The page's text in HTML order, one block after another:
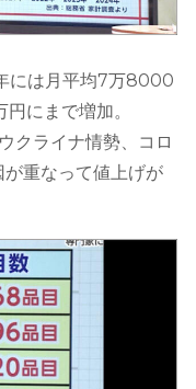
には月平均7万8000
にまで増加。
クライナ情勢、コロ
重なって値上げが